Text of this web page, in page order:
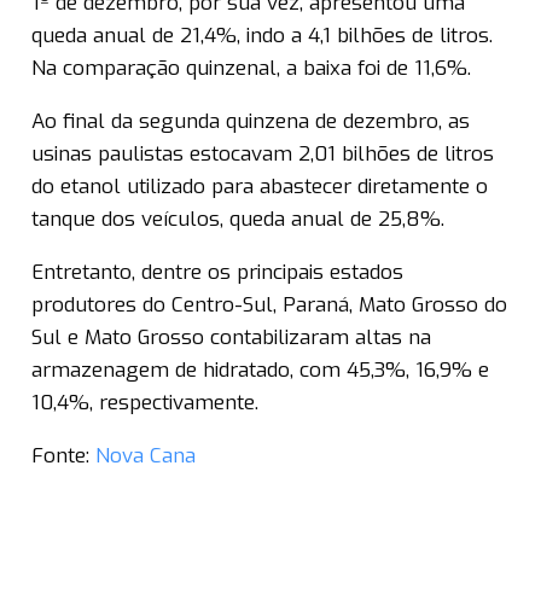
queda anual de 21,4%, indo a 4,1 bilhões de litros.
Na comparação quinzenal, a baixa foi de 11,6%.
Ao final da segunda quinzena de dezembro, as
usinas paulistas estocavam 2,01 bilhões de litros
do etanol utilizado para abastecer diretamente o
tanque dos veículos, queda anual de 25,8%.
Entretanto, dentre os principais estados
produtores do Centro-Sul, Paraná, Mato Grosso do
Sul e Mato Grosso contabilizaram altas na
armazenagem de hidratado, com 45,3%, 16,9% e
10,4%, respectivamente.
Fonte: Nova Cana